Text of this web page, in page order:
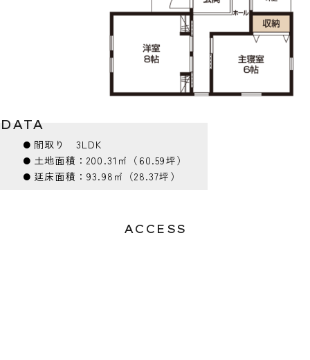
DATA
⚫︎ 間取り 3LDK
⚫︎ 土地面積：200.31㎡（60.59坪）
⚫︎ 延床面積：93.98㎡（28.37坪）
ACCESS